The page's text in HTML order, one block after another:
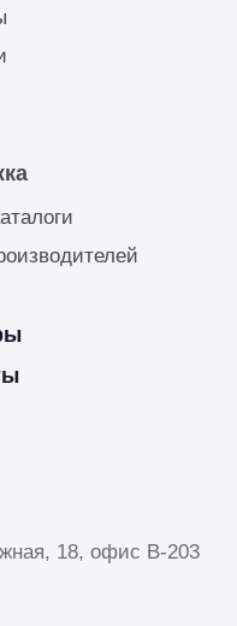
18, офис B-203